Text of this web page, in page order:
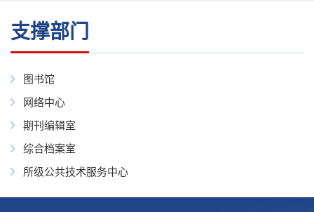
支撑部门
图书馆
网络中心
期刊编辑室
综合档案室
所级公共技术服务中心